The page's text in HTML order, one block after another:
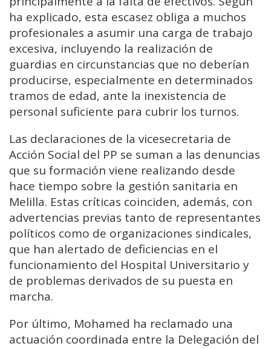
ha explicado, esta escasez obliga a muchos
profesionales a asumir una carga de trabajo
excesiva, incluyendo la realización de
guardias en circunstancias que no deberían
producirse, especialmente en determinados
tramos de edad, ante la inexistencia de
personal suficiente para cubrir los turnos.
Las declaraciones de la vicesecretaria de
Acción Social del PP se suman a las denuncias
que su formación viene realizando desde
hace tiempo sobre la gestión sanitaria en
Melilla. Estas críticas coinciden, además, con
advertencias previas tanto de representantes
políticos como de organizaciones sindicales,
que han alertado de deficiencias en el
funcionamiento del Hospital Universitario y
de problemas derivados de su puesta en
marcha.
Por último, Mohamed ha reclamado una
actuación coordinada entre la Delegación del